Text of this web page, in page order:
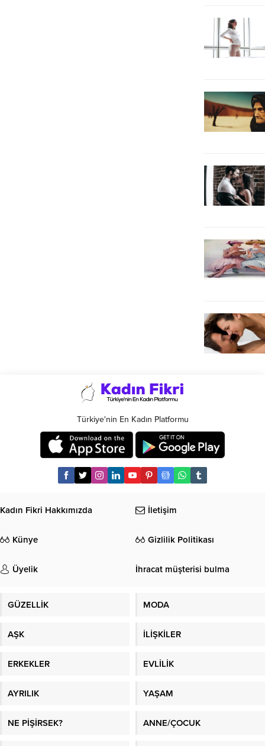
Türkiye'nin En Kadın Platformu
Kadın Fikri Hakkımızda İletişim
Künye Gizlilik Politikası
Üyelik İhracat müşterisi bulma
GÜZELLİK MODA
AŞK İLİŞKİLER
ERKEKLER EVLİLİK
AYRILIK YAŞAM
NE PİŞİRSEK? ANNE/ÇOCUK